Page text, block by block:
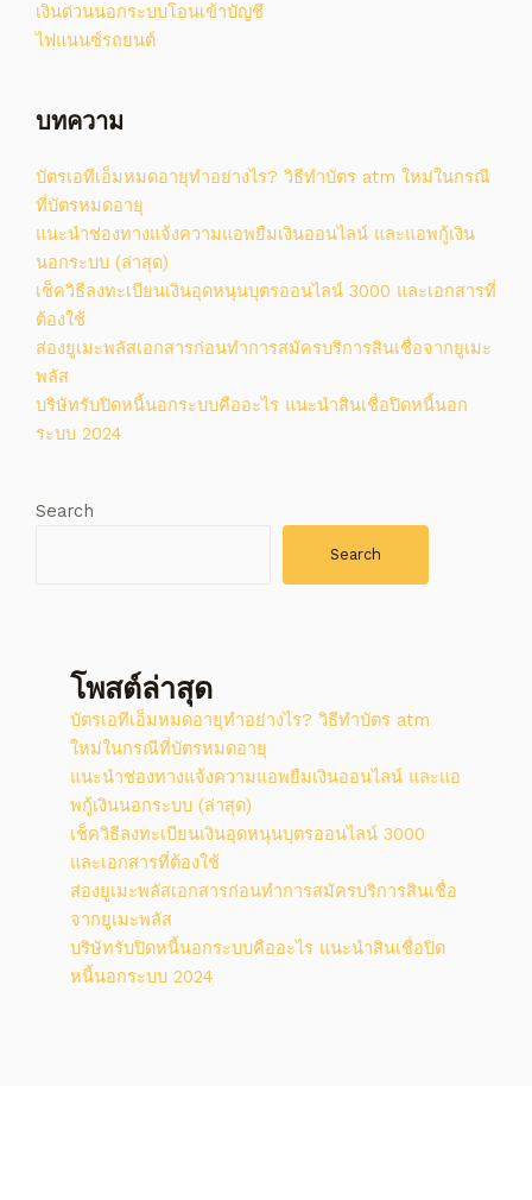
เงินด่วนนอกระบบโอนเข้าบัญชี
ไฟแนนซ์รถยนต์
บทความ
บัตรเอทีเอ็มหมดอายุทำอย่างไร? วิธีทําบัตร atm ใหม่ในกรณี
ที่บัตรหมดอายุ
แนะนำช่องทางแจ้งความแอพยืมเงินออนไลน์ และแอพกู้เงิน
นอกระบบ (ล่าสุด)
เช็ควิธีลงทะเบียนเงินอุดหนุนบุตรออนไลน์ 3000 และเอกสารที่
ต้องใช้
ส่องยูเมะพลัสเอกสารก่อนทำการสมัครบริการสินเชื่อจากยูเมะ
พลัส
บริษัทรับปิดหนี้นอกระบบคืออะไร แนะนำสินเชื่อปิดหนี้นอก
ระบบ 2024
Search
Search
โพสต์ล่าสุด
บัตรเอทีเอ็มหมดอายุทำอย่างไร? วิธีทําบัตร atm
ใหม่ในกรณีที่บัตรหมดอายุ
แนะนำช่องทางแจ้งความแอพยืมเงินออนไลน์ และแอ
พกู้เงินนอกระบบ (ล่าสุด)
เช็ควิธีลงทะเบียนเงินอุดหนุนบุตรออนไลน์ 3000
และเอกสารที่ต้องใช้
ส่องยูเมะพลัสเอกสารก่อนทำการสมัครบริการสินเชื่อ
จากยูเมะพลัส
บริษัทรับปิดหนี้นอกระบบคืออะไร แนะนำสินเชื่อปิด
หนี้นอกระบบ 2024